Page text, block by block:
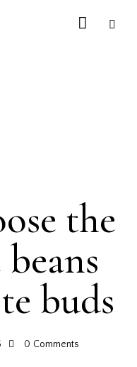
the
buds
0 Comments